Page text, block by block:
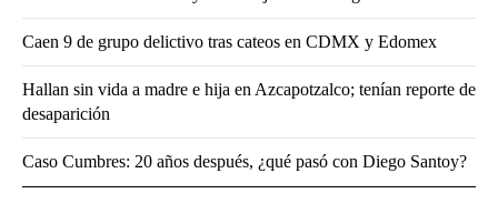
Caen 9 de grupo delictivo tras cateos en CDMX y Edomex
Hallan sin vida a madre e hija en Azcapotzalco; tenían reporte de
desaparición
Caso Cumbres: 20 años después, ¿qué pasó con Diego Santoy?